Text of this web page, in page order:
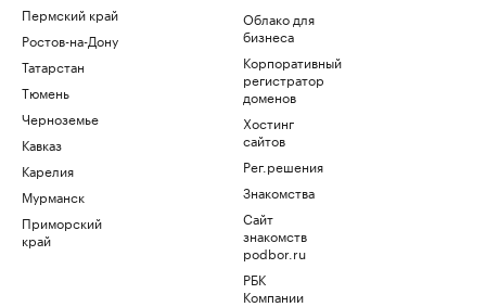
Пермский край
Ростов-на-Дону
Татарстан
Тюмень
Черноземье
Кавказ
Карелия
Мурманск
Приморский
край
Облако для
бизнеса
Корпоративный
регистратор
доменов
Хостинг
сайтов
Рег.решения
Знакомства
Сайт
знакомств
podbor.ru
РБК
Компании